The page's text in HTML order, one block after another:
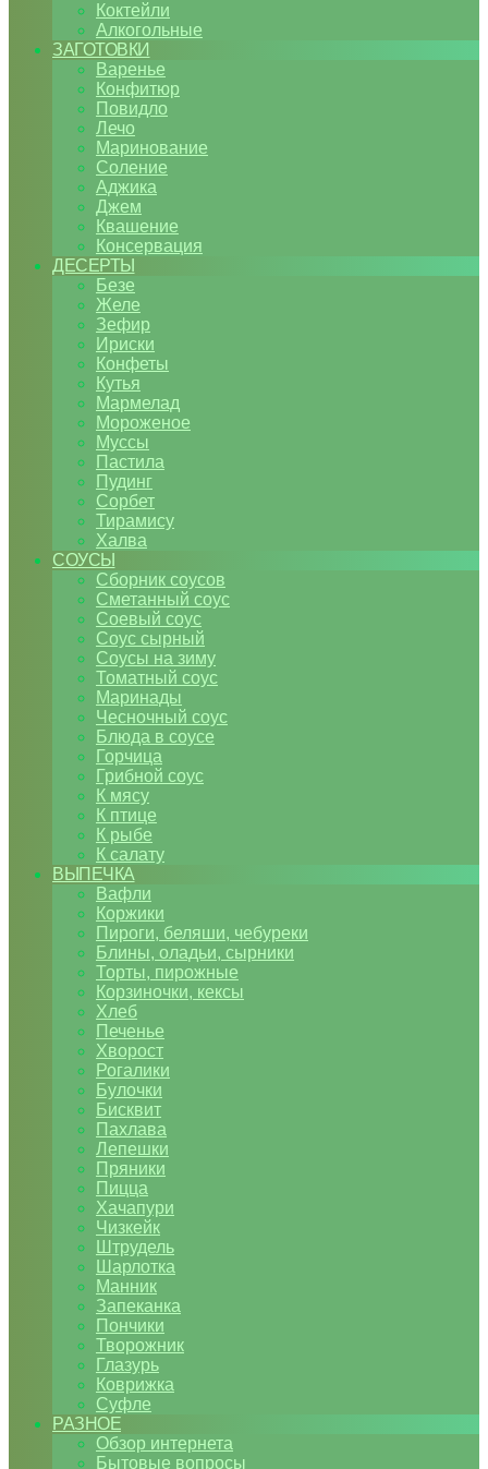
Коктейли
Алкогольные
ЗАГОТОВКИ
Варенье
Конфитюр
Повидло
Лечо
Маринование
Соление
Аджика
Джем
Квашение
Консервация
ДЕСЕРТЫ
Безе
Желе
Зефир
Ириски
Конфеты
Кутья
Мармелад
Мороженое
Муссы
Пастила
Пудинг
Сорбет
Тирамису
Халва
СОУСЫ
Сборник соусов
Сметанный соус
Соевый соус
Соус сырный
Соусы на зиму
Томатный соус
Маринады
Чесночный соус
Блюда в соусе
Горчица
Грибной соус
К мясу
К птице
К рыбе
К салату
ВЫПЕЧКА
Вафли
Коржики
Пироги, беляши, чебуреки
Блины, оладьи, сырники
Торты, пирожные
Корзиночки, кексы
Хлеб
Печенье
Хворост
Рогалики
Булочки
Бисквит
Пахлава
Лепешки
Пряники
Пицца
Хачапури
Чизкейк
Штрудель
Шарлотка
Манник
Запеканка
Пончики
Творожник
Глазурь
Коврижка
Суфле
РАЗНОЕ
Обзор интернета
Бытовые вопросы